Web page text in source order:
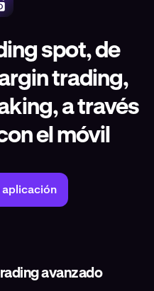
spot, de
trading,
a través
el móvil
aplicación
avanzado